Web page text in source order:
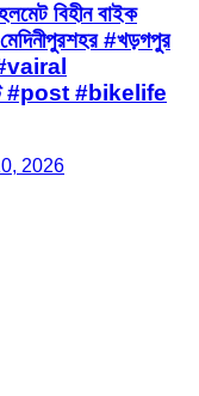
বিহীন বাইক
#খড়গপুর
#post #bikelife
2026